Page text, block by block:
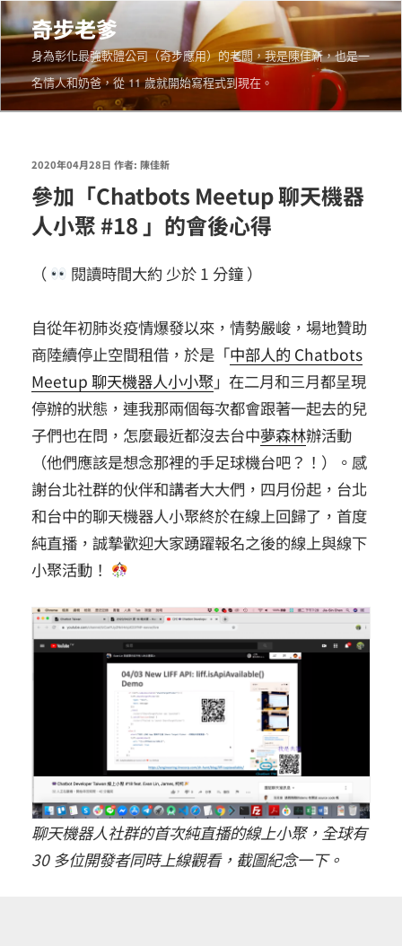
跳
至
主
要
內
奇步老爹
身為彰化最強軟體公司（奇步應用）的老闆，我是陳佳新，也是一
名情人和奶爸，從 11 歲就開始寫程式到現在。
發
佈
於
2020年04月28日 作者: 陳佳新
參加「Chatbots Meetup 聊天機器
人小聚 #18 」的會後心得
（ 閱讀時間大約 少於 1 分鐘 ）
自從年初肺炎疫情爆發以來，情勢嚴峻，場地贊助
商陸續停止空間租借，於是「中部人的 Chatbots
Meetup 聊天機器人小小聚」在二月和三月都呈現
停辦的狀態，連我那兩個每次都會跟著一起去的兒
子們也在問，怎麼最近都沒去台中夢森林辦活動
（他們應該是想念那裡的手足球機台吧？！）。感
謝台北社群的伙伴和講者大大們，四月份起，台北
和台中的聊天機器人小聚終於在線上回歸了，首度
純直播，誠摯歡迎大家踴躍報名之後的線上與線下
小聚活動！
聊天機器人社群的首次純直播的線上小聚，全球有
30 多位開發者同時上線觀看，截圖紀念一下。